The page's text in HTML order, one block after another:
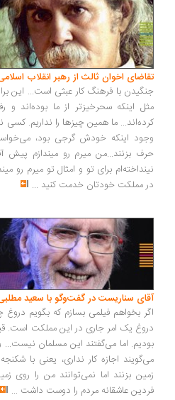
اخوان ثالث از رهبر انقلاب اسلامی
با فرهنگ کار عبثی است... این برادران
اینکه سحرخیزتر از ما بوده‌اند و
ما همین چیزها را نداریم. کسی نداریم از
اینکه خودش گرجی بود، می‌خواست در
بزنند...من میرم رو میندازم پیش آقای
برای تو و امثال تو میرم رو
مملکت خودتان خدمت کنید...
سناریست در گفت‌وگو با سعید مطلبی
بخواهم فیلمی بسازم که بگویم دروغ چیز
یک امر جاری در این مملکت است. قبحش از
اما می‌گفتند این مسلمان نیست... وقتی
اجازه کار نداری، یعنی با شکنجه او
بزنند اما نمی‌توانند من را روی زمین
عاشقانه مردم را دوست داشت ...